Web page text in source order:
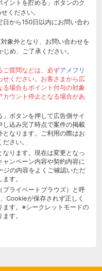
ントを貯める」ボタンのク
ください。
から150日以内にお問い合わ
象外となり、お問い合わせを
め、ご了承ください。
ご質問などは、必ずアメフリ
せください。お客さまから広
場合もポイント付与の対象
ウント停止となる場合があ
ボタンを押して広告側サイ
し込み完了時点で案件の掲載
なります。ご利用の際はお
さい。
ります。現在は変更となっ
ンペーン内容や契約内容に
ジの内容をよくご確認いただ
す。
プライベートブラウズ）と呼
Cookieが保存されず正しく
ます。※シークレットモードの
す。